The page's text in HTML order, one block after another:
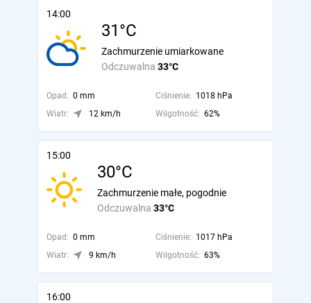
14:00
31°C
Odczuwalna 33°C
Zachmurzenie umiarkowane
Opad: 0 mm Ciśnienie: 1018 hPa
Wiatr:
12 km/h Wilgotność: 62%
15:00
30°C
Odczuwalna 33°C
Zachmurzenie małe, pogodnie
Opad: 0 mm Ciśnienie: 1017 hPa
Wiatr:
9 km/h Wilgotność: 63%
16:00